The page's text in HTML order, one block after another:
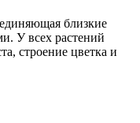
близкие
У всех растений
строение цветка и